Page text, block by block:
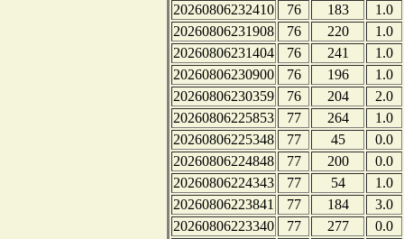
20260806232410
76 183
1.0
20260806231908
76 220
1.0
20260806231404
76 241
1.0
20260806230900
76 196
1.0
20260806230359
76 204
2.0
20260806225853
77 264
1.0
20260806225348
77 45
0.0
20260806224848
77 200
0.0
20260806224343
77 54
1.0
20260806223841
77 184
3.0
20260806223340
77 277
0.0